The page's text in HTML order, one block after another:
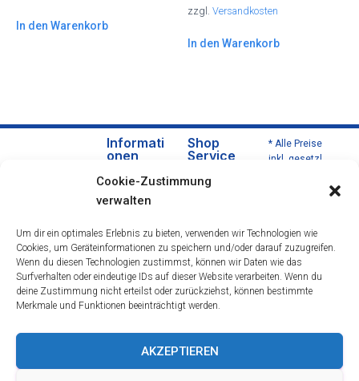
Cookie-Zustimmung
verwalten
Um dir ein optimales Erlebnis zu bieten, verwenden wir Technologien wie
Cookies, um Geräteinformationen zu speichern und/oder darauf zuzugreifen.
Wenn du diesen Technologien zustimmst, können wir Daten wie das
Surfverhalten oder eindeutige IDs auf dieser Website verarbeiten. Wenn du
deine Zustimmung nicht erteilst oder zurückziehst, können bestimmte
Merkmale und Funktionen beeinträchtigt werden.
AKZEPTIEREN
In den Warenkorb
zzgl. Versandkosten
In den Warenkorb
Informati
onen
uns
Daten
rung
Impre
ssum
Shop
Service
ngsbe
dingu
ngen
Wider
rufsre
* Alle Preise
inkl. gesetzl.
Nachnahmeg
ebühren,
wenn nicht
anders
beschrieben.